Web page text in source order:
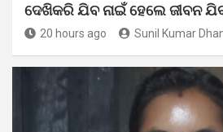
ଦେଖିକରି ଯିବ ନାଇଁ ହେଲେ ଜୀବନ
20 hours ago Sunil Kumar